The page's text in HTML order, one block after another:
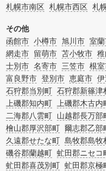
札幌市南区 札幌市西区 札
その他
函館市 小樽市 旭川市 室
網走市 留萌市 苫小牧市
士別市 名寄市 三笠市 根
富良野市 登別市 恵庭市
石狩郡当別町 石狩郡新篠津
上磯郡知内町 上磯郡木古内
二海郡八雲町 山越郡長万部
檜山郡厚沢部町 爾志郡乙部
久遠郡せたな町 島牧郡島牧
磯谷郡蘭越町 虻田郡ニセコ
虻田郡喜茂別町 虻田郡京極